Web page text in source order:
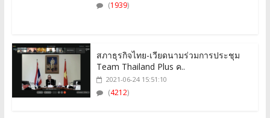
2021-06-24 15:51:10
(4212 )